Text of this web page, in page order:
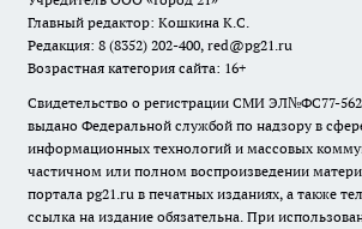
Главный редактор: Кошкина К.С.
Редакция: 8 (8352) 202-400, red@pg21.ru
Возрастная категория сайта: 16+
Свидетельство о регистрации СМИ ЭЛ№ФС77-
выдано Федеральной службой по надзору в
информационных технологий и массовых
частичном или полном воспроизведении
портала pg21.ru в печатных изданиях, а также
ссылка на издание обязательна. При